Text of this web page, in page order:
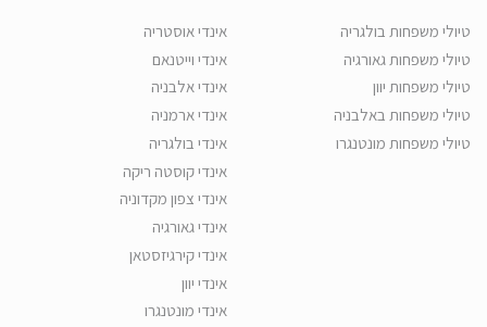
טיולי משפחות בולגריה
טיולי משפחות גאורגיה
טיולי משפחות יוון
טיולי משפחות באלבניה
טיולי משפחות מונטנגרו
אינדי אוסטריה
אינדי וייטנאם
אינדי אלבניה
אינדי ארמניה
אינדי בולגריה
אינדי קוסטה ריקה
אינדי צפון מקדוניה
אינדי גאורגיה
אינדי קירגיזסטאן
אינדי יוון
אינדי מונטנגרו